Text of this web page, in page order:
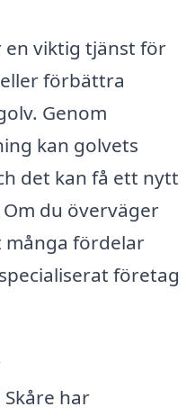
en viktig tjänst för
förbättra
Genom
kan golvets
det kan få ett nytt
du överväger
många fördelar
företag
har